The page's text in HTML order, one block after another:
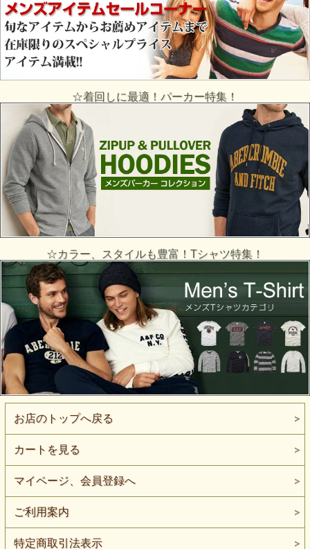
☆着回しに最適！パーカー特集！
☆カラー、スタイルも豊富！Tシャツ特集！
お店のトップへ戻る
カートを見る
マイページ、会員登録へ
ご利用案内
特定商取引法表示